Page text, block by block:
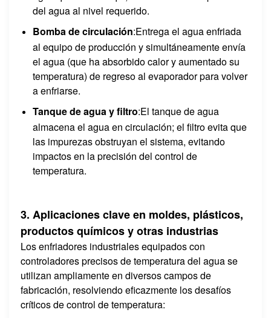
del agua al nivel requerido.
Bomba de circulación:Entrega el agua enfriada
al equipo de producción y simultáneamente envía
el agua (que ha absorbido calor y aumentado su
temperatura) de regreso al evaporador para volver
a enfriarse.
Tanque de agua y filtro:El tanque de agua
almacena el agua en circulación; el filtro evita que
las impurezas obstruyan el sistema, evitando
impactos en la precisión del control de
temperatura.
3. Aplicaciones clave en moldes, plásticos,
productos químicos y otras industrias
Los enfriadores industriales equipados con
controladores precisos de temperatura del agua se
utilizan ampliamente en diversos campos de
fabricación, resolviendo eficazmente los desafíos
críticos de control de temperatura: